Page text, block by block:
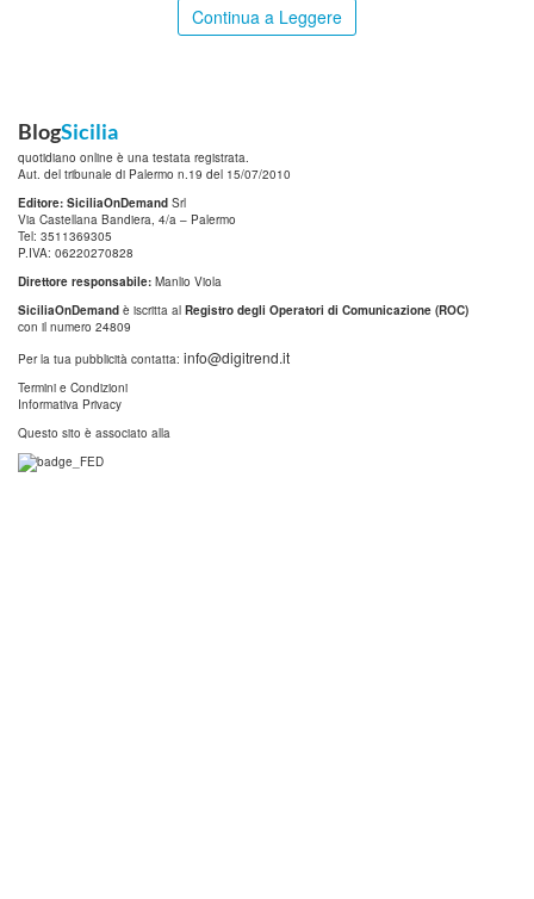
Continua a Leggere
BlogSicilia
quotidiano online è una testata registrata.
Aut. del tribunale di Palermo n.19 del 15/07/2010
Editore: SiciliaOnDemand Srl
Via Castellana Bandiera, 4/a – Palermo
Tel: 3511369305
P.IVA: 06220270828
Direttore responsabile: Manlio Viola
SiciliaOnDemand è iscritta al Registro degli Operatori di Comunicazione (ROC)
con il numero 24809
Per la tua pubblicità contatta: info@digitrend.it
Termini e Condizioni
Informativa Privacy
Questo sito è associato alla